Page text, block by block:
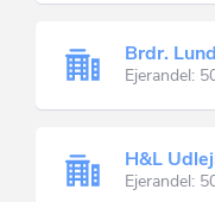
Brdr.
Ejerandel:
H&L
Ejerandel: